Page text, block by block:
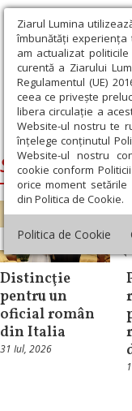
Ziarul Lumina
îmbunătăți experiența
am actualizat
curentă a Ziarului
Regulamentul (UE)
ceea ce privește
libera circulație a
Website-ul nostru te
înțelege conținutul
Website-ul nostru
cookie conform
orice moment
din Politica de Cookie.
Politica de Cookie
Ziarul Lumina ›
Siluan,
Știri
Distincţie
pentru un
oficial român
din Italia
31 Iul, 2026